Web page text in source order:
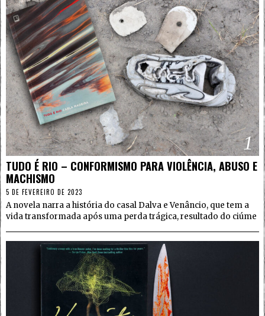
1
TUDO É RIO – CONFORMISMO PARA VIOLÊNCIA, ABUSO E
MACHISMO
5 DE FEVEREIRO DE 2023
A novela narra a história do casal Dalva e Venâncio, que tem a
vida transformada após uma perda trágica, resultado do ciúme